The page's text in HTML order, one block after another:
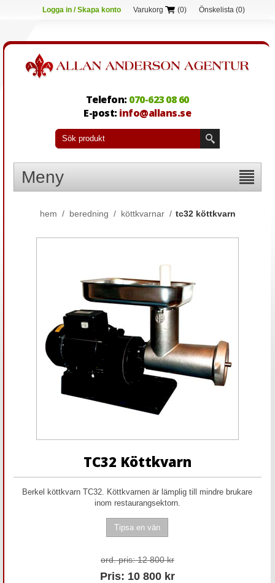
Logga in / Skapa konto Varukorg (0) Önskelista (0)
Telefon: 070-623 08 60
E-post: info@allans.se
Meny
hem / beredning / köttkvarnar / tc32 köttkvarn
TC32 Köttkvarn
Berkel köttkvarn TC32. Köttkvarnen är lämplig till mindre brukare
inom restaurangsektorn.
ord. pris: 12 800 kr
Pris: 10 800 kr